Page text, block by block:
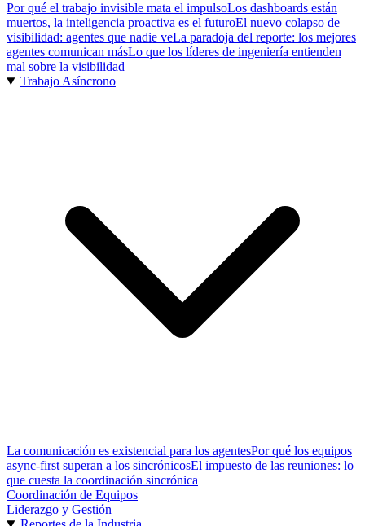
Por qué el trabajo invisible mata el impulsoLos dashboards están
muertos, la inteligencia proactiva es el futuroEl nuevo colapso de
visibilidad: agentes que nadie veLa paradoja del reporte: los mejores
agentes comunican másLo que los líderes de ingeniería entienden
mal sobre la visibilidad
Trabajo Asíncrono
La comunicación es existencial para los agentesPor qué los equipos
async-first superan a los sincrónicosEl impuesto de las reuniones: lo
que cuesta la coordinación sincrónica
Coordinación de Equipos
Liderazgo y Gestión